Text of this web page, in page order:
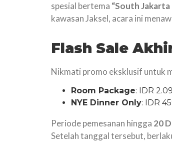
spesial bertema “South Jakarta
kawasan Jaksel, acara ini
Flash Sale
Nikmati promo eksklusif untuk
Room Package: IDR
NYE Dinner Only: IDR
Periode pemesanan hingga 20
Setelah tanggal tersebut,